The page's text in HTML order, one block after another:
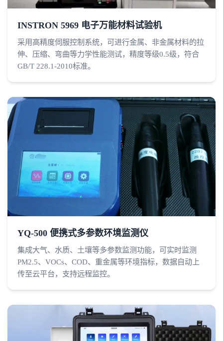
INSTRON 5969 电子万能材料试验机
采用高精度伺服控制系统，可进行金属、非金属材料的拉
伸、压缩、弯曲等力学性能测试，精度等级0.5级，符合
GB/T 228.1-2010标准。
YQ-500 便携式多参数环境监测仪
集成大气、水质、土壤等多参数监测功能，可实时监测
PM2.5、VOCs、COD、重金属等环境指标，数据自动上
传至云平台，支持远程监控。